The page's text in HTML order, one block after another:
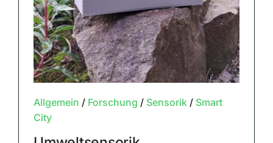
Allgemein / Forschung / Sensorik/ Smart
City